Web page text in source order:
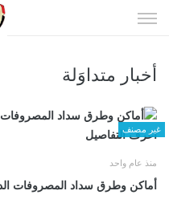
الى
أخبار متداوَلة
غير مصنف
منذ عام واحد